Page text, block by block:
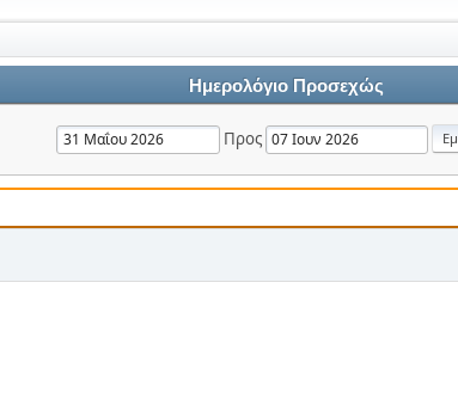
Ημερολόγιο Προσεχώς
Προς